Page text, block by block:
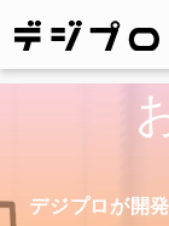
デジプロが開